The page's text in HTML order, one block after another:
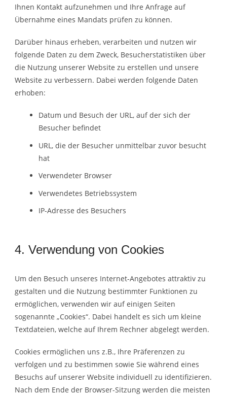
Ihnen Kontakt aufzunehmen und Ihre Anfrage auf
Übernahme eines Mandats prüfen zu können.
Darüber hinaus erheben, verarbeiten und nutzen wir
folgende Daten zu dem Zweck, Besucherstatistiken über
die Nutzung unserer Website zu erstellen und unsere
Website zu verbessern. Dabei werden folgende Daten
erhoben:
Datum und Besuch der URL, auf der sich der
Besucher befindet
URL, die der Besucher unmittelbar zuvor besucht
hat
Verwendeter Browser
Verwendetes Betriebssystem
IP-Adresse des Besuchers
4. Verwendung von Cookies
Um den Besuch unseres Internet-Angebotes attraktiv zu
gestalten und die Nutzung bestimmter Funktionen zu
ermöglichen, verwenden wir auf einigen Seiten
sogenannte „Cookies“. Dabei handelt es sich um kleine
Textdateien, welche auf Ihrem Rechner abgelegt werden.
Cookies ermöglichen uns z.B., Ihre Präferenzen zu
verfolgen und zu bestimmen sowie Sie während eines
Besuchs auf unserer Website individuell zu identifizieren.
Nach dem Ende der Browser-Sitzung werden die meisten